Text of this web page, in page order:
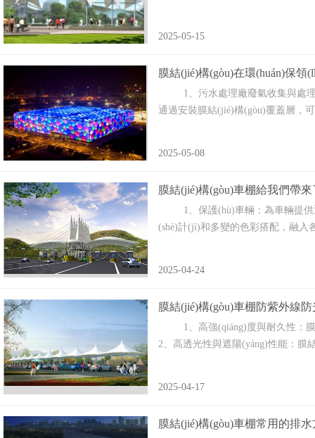
2025-05-15
膜結(jié)構(gòu)在環(huán)保領
1、污水處理廠廢氣收集與處理 應
通過安裝膜結(jié)構(gòu)覆蓋層
2025-05-08
膜結(jié)構(gòu)車棚給我們帶
1、保護(hù)車輛‌：為車輛提供遮風
(shè)計(jì)和多變的色彩搭配，融入
2025-04-24
膜結(jié)構(gòu)車棚防紫外線
1、高強(qiáng)度與耐久性‌：膜材
2、高透光性與遮陽(yáng)性能‌：膜
2025-04-17
膜結(jié)構(gòu)車棚常用的排